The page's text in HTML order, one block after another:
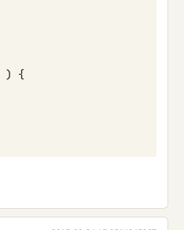
)
{